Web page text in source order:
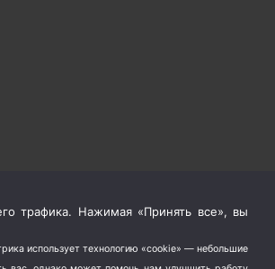
трафика. Нажимая «Принять все», вы
использует технологию «cookie» — небольшие